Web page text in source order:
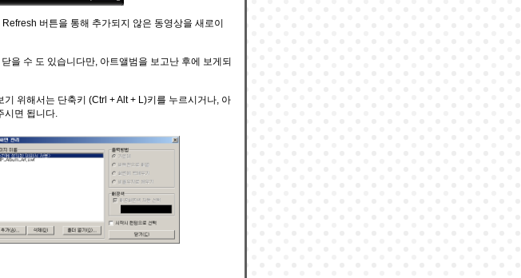
버튼을 통해 추가되지 않은 동영상을 새로이
을 수 도 있습니다만, 아트앨범을 보고난 후에 보게되
위해서는 단축키 (Ctrl + Alt + L)키를 누르시거나, 아
시면 됩니다.